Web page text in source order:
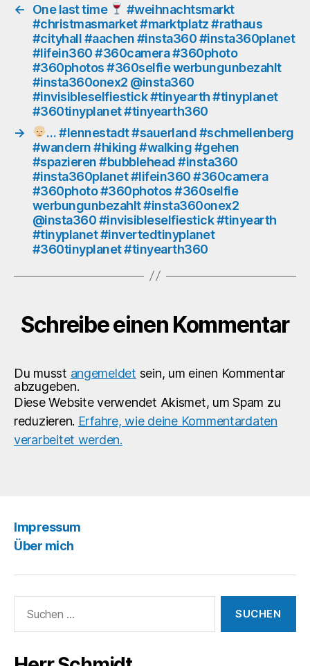
#360photo
#360photos
#360video
#360selfie
werbungunbezahlt
@insta360
#tinyearth
#tinyplanet
#360tinyplanet
#tinyearth360
← One last time
#weihnachtsmarkt
#christmasmarket #marktplatz #rathaus
#cityhall #aachen #insta360 #insta360planet
#lifein360 #360camera #360photo
#360photos #360selfie werbungunbezahlt
#insta360onex2 @insta360
#invisibleselfiestick #tinyearth #tinyplanet
#360tinyplanet #tinyearth360
→
… #lennestadt #sauerland #schmellenberg
#wandern #hiking #walking #gehen
#spazieren #bubblehead #insta360
#insta360planet #lifein360 #360camera
#360photo #360photos #360selfie
werbungunbezahlt #insta360onex2
@insta360 #invisibleselfiestick #tinyearth
#tinyplanet #invertedtinyplanet
#360tinyplanet #tinyearth360
Schreibe einen Kommentar
Du musst angemeldet sein, um einen Kommentar
abzugeben.
Diese Website verwendet Akismet, um Spam zu
reduzieren. Erfahre, wie deine Kommentardaten
verarbeitet werden.
Impressum
Über mich
nach: